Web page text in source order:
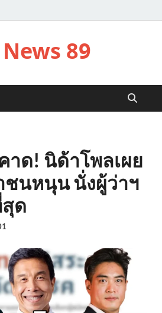
89
าด! นิด้าโพลเผย
นหนุน นั่งผู้ว่าฯ
ด